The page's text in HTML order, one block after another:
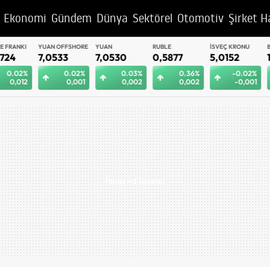
Ekonomi Gündem Dünya Sektörel Otomotiv Şirket
YUAN OFFSHORE
7,0533
0.02%
0,001
YUAN
7,0530
0.03%
0,002
0,5877
0.36%
0,002
İSVEÇ KRONU
5,0152
-0.02%
-0,001
BAE DIRHEMI
12,9661